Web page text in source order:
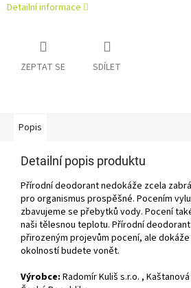
Detailní informace
ZEPTAT SE SDÍLET
Popis
Detailní popis produktu
Přírodní deodorant nedokáže zcela
pro organismus prospěšné. Pocením
zbavujeme se přebytků vody. Pocení
naši tělesnou teplotu. Přírodní
přirozeným projevům pocení, ale
okolností budete vonět.
Výrobce: Radomír Kuliš s.r.o. ,